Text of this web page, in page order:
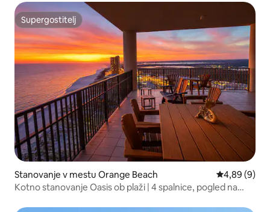
Supergostitelj
Supergostitelj
Stanovanje v mestu Orange Beach Povprečna
4,89 (9)
Kotno stanovanje Oasis ob plaži | 4 spalnice, pogled na